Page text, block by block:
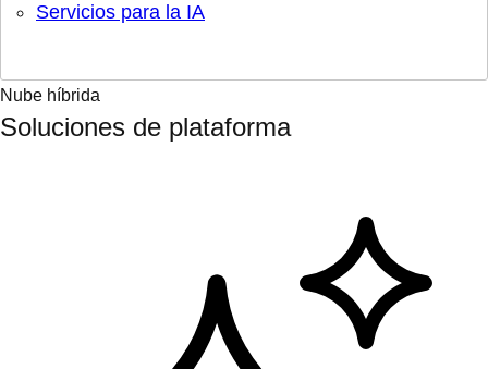
Servicios para la IA
Nube híbrida
Soluciones de plataforma